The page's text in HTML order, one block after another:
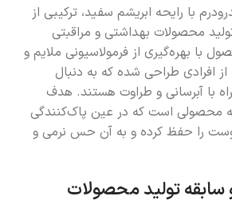
با رایحه ابریشم سفید، ترکیبی از
محصولات بهداشتی و مراقبتی
با بهره‌گیری از فرمولاسیونی ملایم و
افرادی طراحی شده که به دنبال
با آبرسانی و طراوت هستند. هدف
محصولی است که در عین پاک‌کنندگی
را حفظ کرده و به آن حس نرمی و
سابقه تولید محصولات